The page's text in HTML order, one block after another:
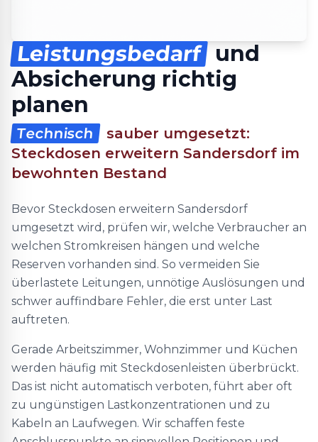
Leistungsbedarf und
Absicherung richtig
planen
Technisch
sauber umgesetzt:
Steckdosen erweitern Sandersdorf im
bewohnten Bestand
Bevor Steckdosen erweitern Sandersdorf
umgesetzt wird, prüfen wir, welche Verbraucher an
welchen Stromkreisen hängen und welche
Reserven vorhanden sind. So vermeiden Sie
überlastete Leitungen, unnötige Auslösungen und
schwer auffindbare Fehler, die erst unter Last
auftreten.
Gerade Arbeitszimmer, Wohnzimmer und Küchen
werden häufig mit Steckdosenleisten überbrückt.
Das ist nicht automatisch verboten, führt aber oft
zu ungünstigen Lastkonzentrationen und zu
Kabeln an Laufwegen. Wir schaffen feste